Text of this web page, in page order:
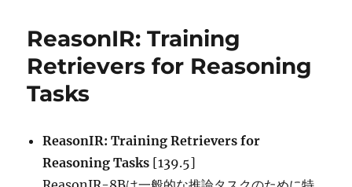
Document
in
に
ReasonIR: Training
Retrievers for Reasoning
Tasks
ReasonIR: Training Retrievers for
Reasoning Tasks [139.5]